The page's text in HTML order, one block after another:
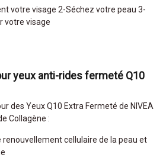
votre visage 2-Séchez votre peau 3-
votre visage
yeux anti-rides fermeté Q10
des Yeux Q10 Extra Fermeté de NIVEA
Collagène :
renouvellement cellulaire de la peau et